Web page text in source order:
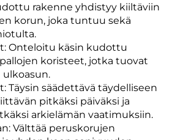
rakenne yhdistyy kiiltäviin
korun, joka tuntuu sekä
Onteloitu käsin kudottu
koristeet, jotka tuovat
Täysin säädettävä täydelliseen
pitkäksi päiväksi ja
arkielämän vaatimuksiin.
Välttää peruskorujen